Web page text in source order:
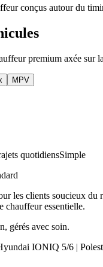
conçus autour du
premium axée sur
MPV
quotidiensSimple
les clients soucieux du
chauffeur essentielle.
gérés avec soin.
IONIQ 5/6 |